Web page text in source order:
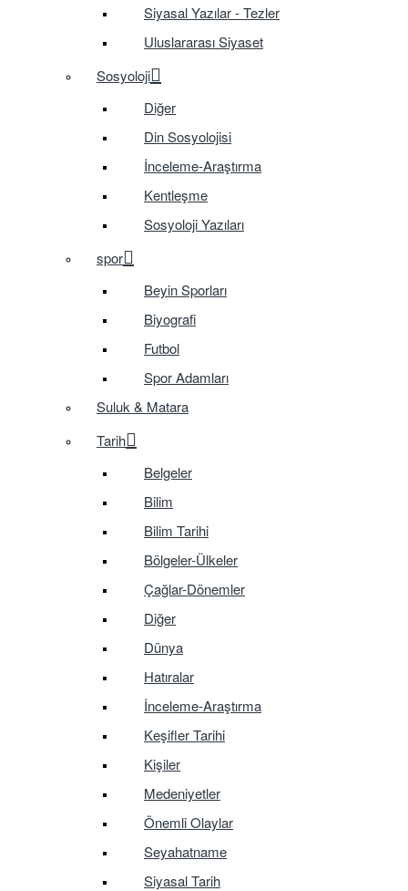
Siyasal Yazılar - Tezler
Uluslararası Siyaset
Sosyoloji
Diğer
Din Sosyolojisi
İnceleme-Araştırma
Kentleşme
Sosyoloji Yazıları
spor
Beyin Sporları
Biyografi
Futbol
Spor Adamları
Suluk & Matara
Tarih
Belgeler
Bilim
Bilim Tarihi
Bölgeler-Ülkeler
Çağlar-Dönemler
Diğer
Dünya
Hatıralar
İnceleme-Araştırma
Keşifler Tarihi
Kişiler
Medeniyetler
Önemli Olaylar
Seyahatname
Siyasal Tarih